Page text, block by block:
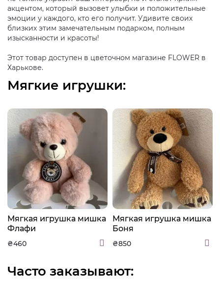
акцентом, который вызовет улыбки и положительные
эмоции у каждого, кто его получит. Удивите своих
близких этим замечательным подарком, полным
изысканности и красоты!
Этот товар доступен в цветочном магазине FLOWER в
Харькове.
Мягкие игрушки:
Мягкая игрушка мишка
Флафи
₴460
Мягкая игрушка мишка
Боня
₴850
Часто заказывают: